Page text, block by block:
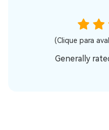
(Clique para
Generally